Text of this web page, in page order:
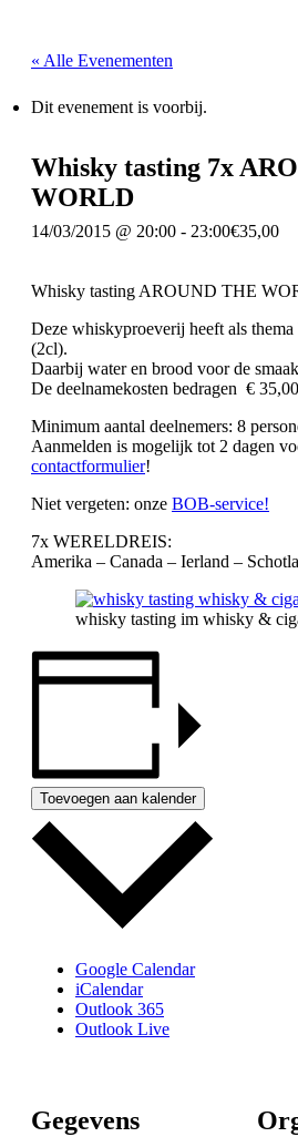
« Alle Evenementen
Dit evenement is voorbij.
Whisky tasting 7x
WORLD
14/03/2015 @ 20:00 - 23:00€35,00
Whisky tasting AROUND THE
Deze whiskyproeverij heeft als
(2cl).
Daarbij water en brood voor de
De deelnamekosten bedragen €
Minimum aantal deelnemers: 8
Aanmelden is mogelijk tot 2 dagen
contactformulier!
Niet vergeten: onze BOB-service!
7x WERELDREIS:
Amerika – Canada – Ierland –
whisky tasting im whisky &
Toevoegen aan kalender
Google Calendar
iCalendar
Outlook 365
Outlook Live
Gegevens